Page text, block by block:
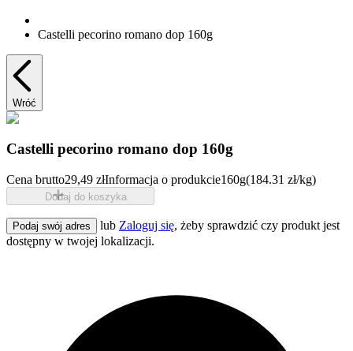
Castelli pecorino romano dop 160g
Wróć
Castelli pecorino romano dop 160g
Cena brutto29,49 złInformacja o produkcie160g(184.31 zł/kg)
Dodaj do koszyka
Podaj swój adres lub Zaloguj się, żeby sprawdzić czy produkt jest
dostępny w twojej lokalizacji.